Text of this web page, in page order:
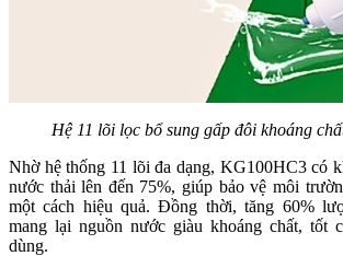
Hệ 11 lõi lọc bổ sung gấp đôi khoáng
Nhờ hệ thống 11 lõi đa dạng, KG100HC3 có
nước thải lên đến 75%, giúp bảo vệ môi
một cách hiệu quả. Đồng thời, tăng 60%
mang lại nguồn nước giàu khoáng chất, tốt
dùng.